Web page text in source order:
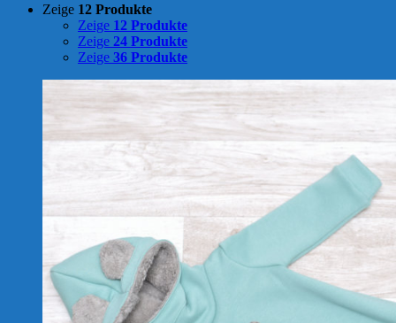
Zeige 12 Produkte
Zeige 12 Produkte
Zeige 24 Produkte
Zeige 36 Produkte